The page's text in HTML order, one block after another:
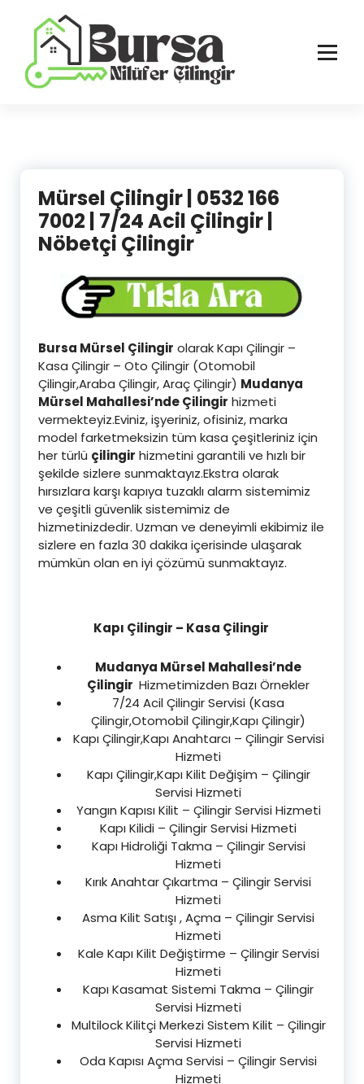
Mürsel Çilingir | 0532 166
7002 | 7/24 Acil Çilingir |
Nöbetçi Çilingir
Bursa Mürsel Çilingir olarak Kapı Çilingir –
Kasa Çilingir – Oto Çilingir (Otomobil
Çilingir,Araba Çilingir, Araç Çilingir) Mudanya
Mürsel Mahallesi’nde Çilingir hizmeti
vermekteyiz.Eviniz, işyeriniz, ofisiniz, marka
model farketmeksizin tüm kasa çeşitleriniz için
her türlü çilingir hizmetini garantili ve hızlı bir
şekilde sizlere sunmaktayız.Ekstra olarak
hırsızlara karşı kapıya tuzaklı alarm sistemimiz
ve çeşitli güvenlik sistemimiz de
hizmetinizdedir. Uzman ve deneyimli ekibimiz ile
sizlere en fazla 30 dakika içerisinde ulaşarak
mümkün olan en iyi çözümü sunmaktayız.
Kapı Çilingir – Kasa Çilingir
Mudanya Mürsel Mahallesi’nde
Çilingir Hizmetimizden Bazı Örnekler
7/24 Acil Çilingir Servisi (Kasa
Çilingir,Otomobil Çilingir,Kapı Çilingir)
Kapı Çilingir,Kapı Anahtarcı – Çilingir Servisi
Hizmeti
Kapı Çilingir,Kapı Kilit Değişim – Çilingir
Servisi Hizmeti
Yangın Kapısı Kilit – Çilingir Servisi Hizmeti
Kapı Kilidi – Çilingir Servisi Hizmeti
Kapı Hidroliği Takma – Çilingir Servisi
Hizmeti
Kırık Anahtar Çıkartma – Çilingir Servisi
Hizmeti
Asma Kilit Satışı , Açma – Çilingir Servisi
Hizmeti
Kale Kapı Kilit Değiştirme – Çilingir Servisi
Hizmeti
Kapı Kasamat Sistemi Takma – Çilingir
Servisi Hizmeti
Multilock Kilitçi Merkezi Sistem Kilit – Çilingir
Servisi Hizmeti
Oda Kapısı Açma Servisi – Çilingir Servisi
Hizmeti